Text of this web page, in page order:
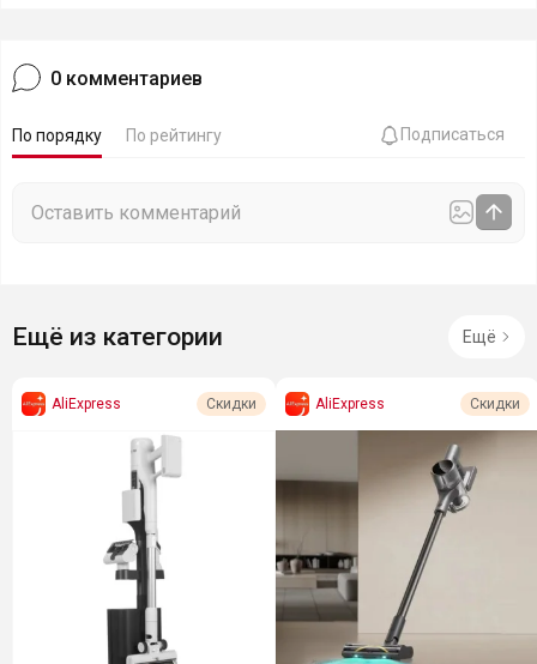
0 комментариев
По порядку По рейтингу Подписаться
Ещё из категории Ещё
AliExpress Скидки AliExpress Скидки